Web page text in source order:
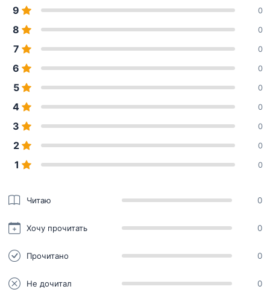
9 0
8 0
7 0
6 0
5 0
4 0
3 0
2 0
1 0
Читаю 0
Хочу прочитать 0
Прочитано 0
Не дочитал 0